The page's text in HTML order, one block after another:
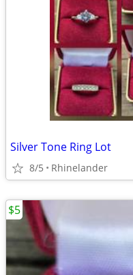
Silver Tone Ring Lot
8/5 Rhinelander
$5